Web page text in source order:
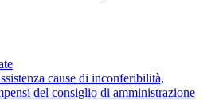
cause di inconferibilità,
del consiglio di amministrazione